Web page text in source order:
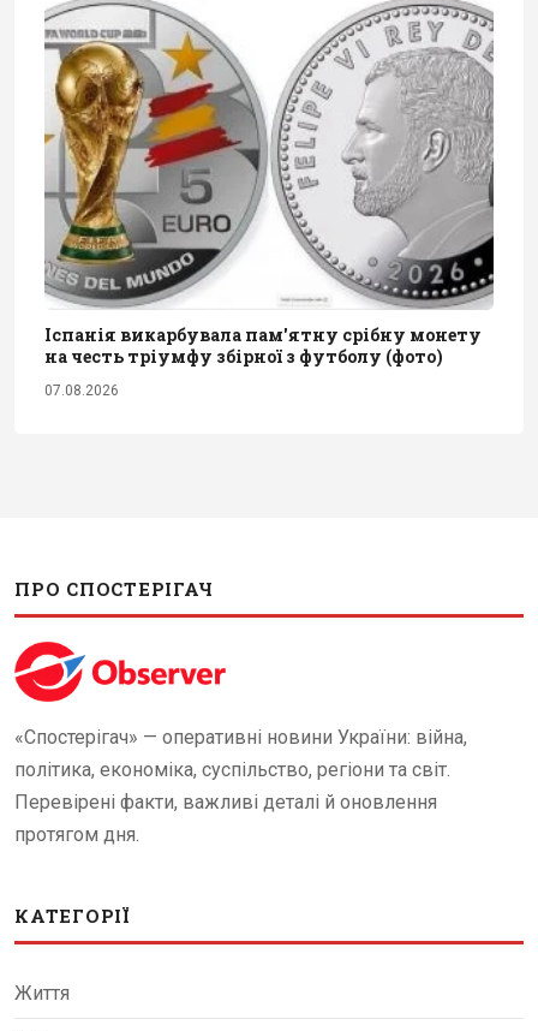
Іспанія викарбувала пам'ятну срібну монету
на честь тріумфу збірної з футболу (фото)
07.08.2026
ПРО СПОСТЕРІГАЧ
«Спостерігач» — оперативні новини України: війна,
політика, економіка, суспільство, регіони та світ.
Перевірені факти, важливі деталі й оновлення
протягом дня.
КАТЕГОРІЇ
Життя